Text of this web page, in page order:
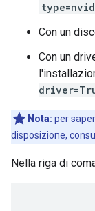
Con un
Con un
Nota: per
disposizione,
Nella riga di